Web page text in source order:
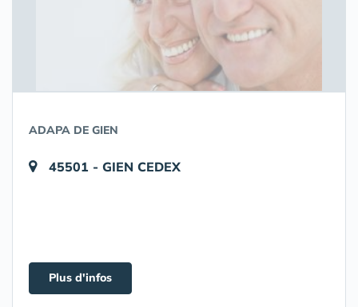
ADAPA DE GIEN
45501 - GIEN CEDEX
Plus d'infos